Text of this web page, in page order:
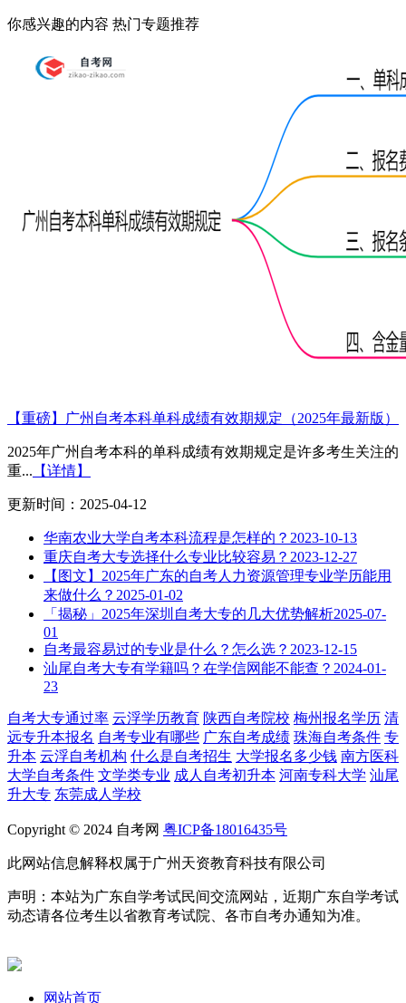
你感兴趣的内容 热门专题推荐
【重磅】广州自考本科单科成绩有效期规定（2025年最新版）
2025年广州自考本科的单科成绩有效期规定是许多考生关注的
重... 【详情】
更新时间：2025-04-12
华南农业大学自考本科流程是怎样的？ 2023-10-13
重庆自考大专选择什么专业比较容易？ 2023-12-27
【图文】2025年广东的自考人力资源管理专业学历能用
来做什么？ 2025-01-02
「揭秘」2025年深圳自考大专的几大优势解析2025-07-
01
自考最容易过的专业是什么？怎么选？ 2023-12-15
汕尾自考大专有学籍吗？在学信网能不能查？ 2024-01-
23
自考大专通过率 云浮学历教育 陕西自考院校 梅州报名学历 清
远专升本报名 自考专业有哪些 广东自考成绩 珠海自考条件 专
升本 云浮自考机构 什么是自考招生 大学报名多少钱 南方医科
大学自考条件 文学类专业 成人自考初升本 河南专科大学 汕尾
升大专 东莞成人学校
Copyright © 2024 自考网 粤ICP备18016435号
此网站信息解释权属于广州天资教育科技有限公司
声明：本站为广东自学考试民间交流网站，近期广东自学考试
动态请各位考生以省教育考试院、各市自考办通知为准。
网站首页